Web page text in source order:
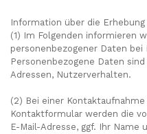
Information über die
(1) Im Folgenden informieren
personenbezogener Daten
Personenbezogene Daten
Adressen, Nutzerverhalten.
(2) Bei einer
Kontaktformular werden die
E-Mail-Adresse, ggf. Ihr